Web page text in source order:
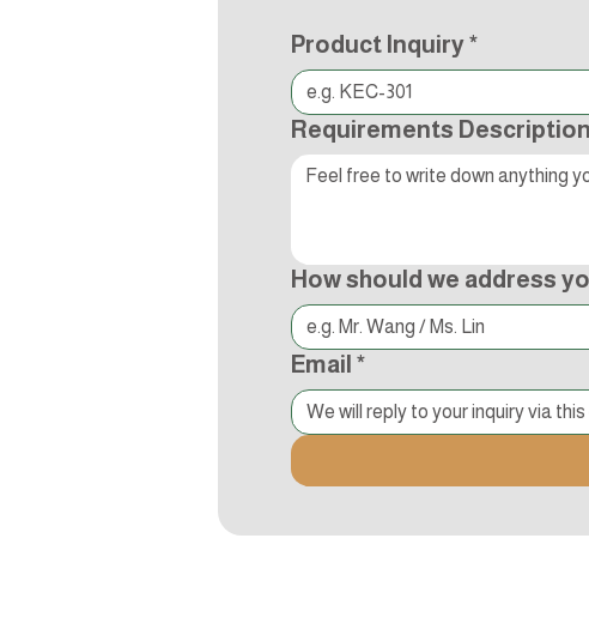
Product Inquiry*
Requirements Description
How should we address
Email *